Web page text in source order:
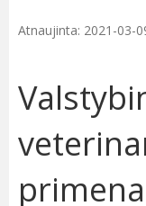
Atnaujinta: 2021-03-